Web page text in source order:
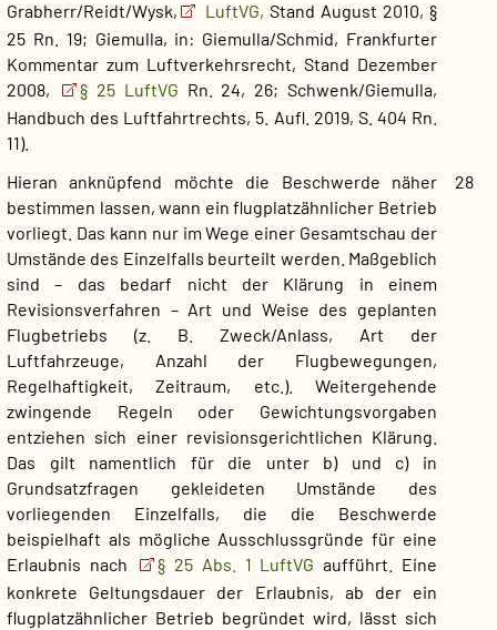
Grabherr/​Reidt/​Wysk,
LuftVG, Stand August 2010, §
25 Rn. 19; Giemulla, in: Giemulla/​Schmid, Frankfurter
Kommentar zum Luftverkehrsrecht, Stand Dezember
2008,
§ 25 LuftVG Rn. 24, 26; Schwenk/​Giemulla,
Handbuch des Luftfahrtrechts, 5. Aufl. 2019, S. 404 Rn.
11).
28
Hieran anknüpfend möchte die Beschwerde näher
bestimmen lassen, wann ein flugplatzähnlicher Betrieb
vorliegt. Das kann nur im Wege einer Gesamtschau der
Umstände des Einzelfalls beurteilt werden. Maßgeblich
sind – das bedarf nicht der Klärung in einem
Revisionsverfahren – Art und Weise des geplanten
Flugbetriebs (z. B. Zweck/​Anlass, Art der
Luftfahrzeuge, Anzahl der Flugbewegungen,
Regelhaftigkeit, Zeitraum, etc.). Weitergehende
zwingende Regeln oder Gewichtungsvorgaben
entziehen sich einer revisionsgerichtlichen Klärung.
Das gilt namentlich für die unter b) und c) in
Grundsatzfragen gekleideten Umstände des
vorliegenden Einzelfalls, die die Beschwerde
beispielhaft als mögliche Ausschlussgründe für eine
Erlaubnis nach
§ 25 Abs. 1 LuftVGaufführt. Eine
konkrete Geltungsdauer der Erlaubnis, ab der ein
flugplatzähnlicher Betrieb begründet wird, lässt sich